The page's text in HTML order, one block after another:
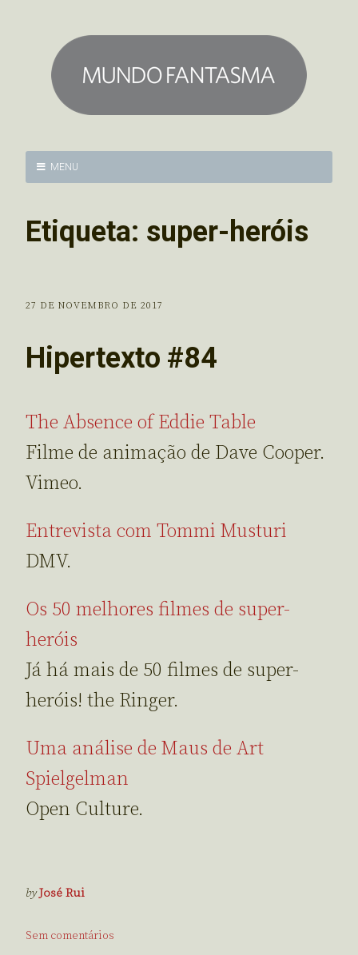
MENU
Etiqueta: super-heróis
27 DE NOVEMBRO DE 2017
Hipertexto #84
The Absence of Eddie Table
Filme de animação de Dave Cooper.
Vimeo.
Entrevista com Tommi Musturi
DMV.
Os 50 melhores filmes de super-
heróis
Já há mais de 50 filmes de super-
heróis! the Ringer.
Uma análise de Maus de Art
Spielgelman
Open Culture.
byJosé Rui
Sem comentários